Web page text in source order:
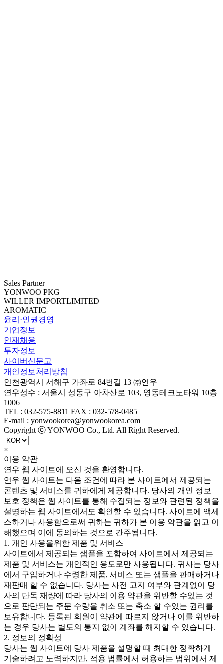
Sales Partner
YONWOO PKG
WILLER IMPORTLIMITED
AROMATIC
윤리·인권경영
기업정보
인재채용
투자정보
사이버신문고
개인정보처리방침
인천광역시 서해구 가좌로 84번길 13 ㈜연우
연우성수 : 서울시 성동구 아차산로 103, 영동테크노타워 10층
1006
TEL : 032-575-8811 FAX : 032-578-0485
E-mail : yonwookorea@yonwookorea.com
Copyright ⓒ YONWOO Co., Ltd. All Right Reserved.
×
이용 약관
연우 웹 사이트에 오신 것을 환영합니다.
연우 웹 사이트는 다음 조건에 따라 본 사이트에서 제공되는
콘텐츠 및 서비스를 귀하에게 제공합니다. 당사의 개인 정보
보호 정책은 웹 사이트를 통해 수집되는 정보와 관련된 정책을
설명하는 웹 사이트에서도 확인할 수 있습니다. 사이트에 액세
스하거나 사용함으로써 귀하는 귀하가 본 이용 약관을 읽고 이
해했으며 이에 동의하는 것으로 간주됩니다.
1. 개인 사용을위한 제품 및 서비스
사이트에서 제공되는 샘플을 포함하여 사이트에서 제공되는
제품 및 서비스는 개인적인 용도로만 사용됩니다. 귀사는 당사
에서 구입하거나 수령한 제품, 서비스 또는 샘플을 판매하거나
재판매 할 수 없습니다. 당사는 사전 고지 여부와 관계없이 당
사의 단독 재량에 따라 당사의 이용 약관을 위반할 수있는 것
으로 판단되는 주문 수량을 취소 또는 축소 할 수있는 권리를
보유합니다. 등록된 회원이 약관에 따르지 않거나 이를 위반하
는 경우 당사는 별도의 통지 없이 계좌를 해지할 수 있습니다.
2. 정보의 정확성
당사는 웹 사이트에 당사 제품을 설명할 때 최대한 정확하게
기술하려고 노력하지만, 적용 법률에서 허용하는 범위에서 제